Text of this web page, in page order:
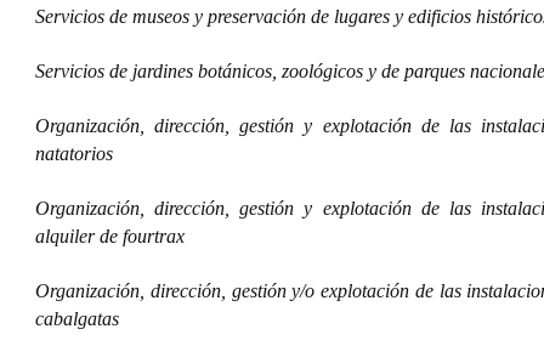
Servicios de museos y preservación de lugares y edificios
Servicios de jardines botánicos, zoológicos y de parques
Organización, dirección, gestión y explotación de las
natatorios
Organización, dirección, gestión y explotación de las
alquiler de fourtrax
Organización, dirección, gestión y/o explotación de las
cabalgatas